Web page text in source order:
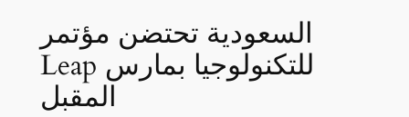
السعودية تحتضن مؤتمر
Leap للتكنولوجيا بمارس
المقبل